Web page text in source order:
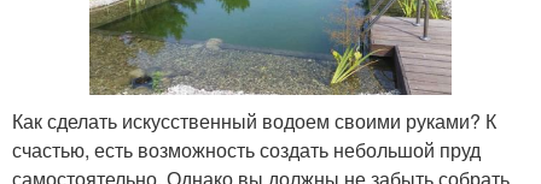
Как сделать искусственный водоем своими руками? К
счастью, есть возможность создать небольшой пруд